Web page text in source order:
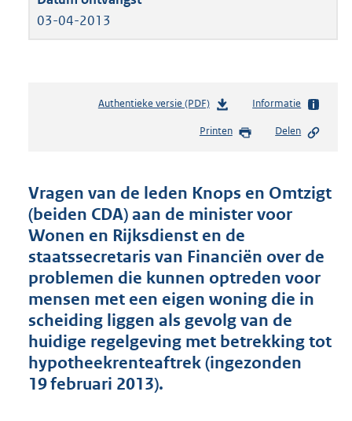
03-04-2013
Authentieke versie (PDF)b
s
d
s
g
r
o
t
t
e
:
5
Informatie
Printen Delen
Vragen van de leden Knops en Omtzigt
(beiden CDA) aan de minister voor
Wonen en Rijksdienst en de
staatssecretaris van Financiën over de
problemen die kunnen optreden voor
mensen met een eigen woning die in
scheiding liggen als gevolg van de
huidige regelgeving met betrekking tot
hypotheekrenteaftrek (ingezonden
19 februari 2013).